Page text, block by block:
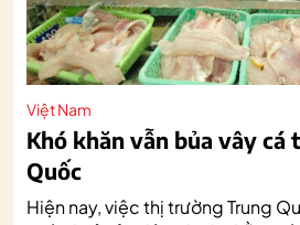
Việt Nam
Khó khăn vẫn bủa vây cá
Quốc
Hiện nay, việc thị trường Trung